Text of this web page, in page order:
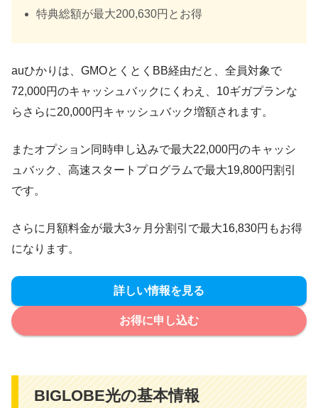
特典総額が最大200,630円とお得
auひかりは、GMOとくとくBB経由だと、全員対象で
72,000円のキャッシュバックにくわえ、10ギガプランな
らさらに20,000円キャッシュバック増額されます。
またオプション同時申し込みで最大22,000円のキャッシ
ュバック、高速スタートプログラムで最大19,800円割引
です。
さらに月額料金が最大3ヶ月分割引で最大16,830円もお得
になります。
詳しい情報を見る
お得に申し込む
BIGLOBE光の基本情報